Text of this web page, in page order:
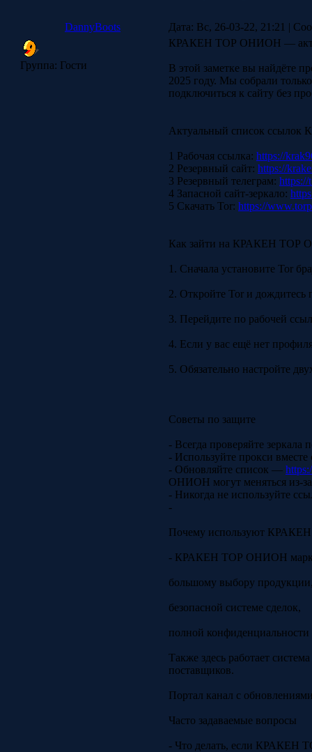
DannyBoots Дата: Вс, 26-03-22, 21:21 |
Группа: Гости
КРАКЕН ТОР ОНИОН —
В этой заметке вы найдёте
2025 году. Мы собрали
подключиться к сайту без
Актуальный список
1 Рабочая ссылка: https://
2 Резервный сайт: https://
3 Резервный телеграм: https://
4 Запасной сайт-зеркало:
5 Скачать Tor: https://
Как зайти на КРАКЕН ТОР
1. Сначала установите Tor
2. Откройте Tor и дождитесь
3. Перейдите по рабочей
4. Если у вас ещё нет
5. Обязательно настройте
Советы по защите
- Всегда проверяйте
- Используйте прокси
- Обновляйте список —
ОНИОН могут меняться из-
- Никогда не используйте
-
Почему используют
- КРАКЕН ТОР ОНИОН
большому выбору
безопасной системе сделок,
полной конфиденциальности
Также здесь работает
поставщиков.
Портал канал с
Часто задаваемые вопросы
- Что делать, если КРАКЕН